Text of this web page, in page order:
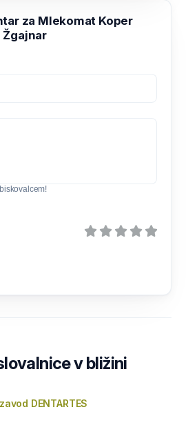
za Mlekomat Koper
v bližini
DENTARTES